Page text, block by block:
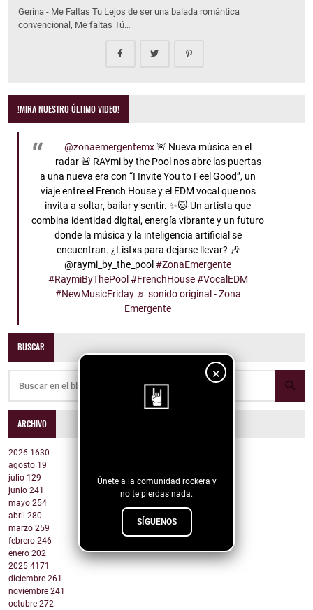
×
Únete a la comunidad rockera y
no te pierdas nada.
SÍGUENOS
Gerina - Me Faltas Tu Lejos de ser una balada romántica
convencional, Me faltas Tú…
!MIRA NUESTRO ÚLTIMO VIDEO!
@zonaemergentemx🚨 Nueva música en el
radar 🚨 RAYmi by the Pool nos abre las puertas
a una nueva era con “I Invite You to Feel Good”, un
viaje entre el French House y el EDM vocal que nos
invita a soltar, bailar y sentir. ✨🐱 Un artista que
combina identidad digital, energía vibrante y un futuro
donde la música y la inteligencia artificial se
encuentran. ¿Listxs para dejarse llevar? 🎶
@raymi_by_the_pool #ZonaEmergente
#RaymiByThePool #FrenchHouse #VocalEDM
#NewMusicFriday ♬ sonido original - Zona
Emergente
BUSCAR
ARCHIVO
2026 1630
agosto 19
julio 129
junio 241
mayo 254
abril 280
marzo 259
febrero 246
enero 202
2025 4171
diciembre 261
noviembre 241
octubre 272